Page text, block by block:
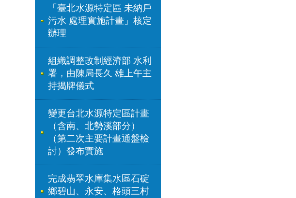
「臺北水源特定區 未納戶
污水 處理實施計畫」核定
辦理
組織調整改制經濟部 水利
署，由陳局長久 雄上午主
持揭牌儀式
變更台北水源特定區計畫
（含南、北勢溪部分）
（第二次主要計畫通盤檢
討）發布實施
完成翡翠水庫集水區石碇
鄉碧山、永安、格頭三村